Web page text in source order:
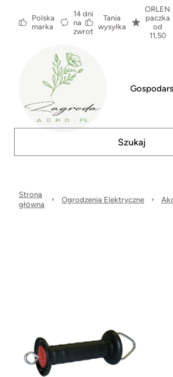
Polska
marka
14 dni
na
zwrot
Tania
wysyłka
ORLEN
paczka
od
11,50
Strona
główna
Ogrodzenia Elektryczne